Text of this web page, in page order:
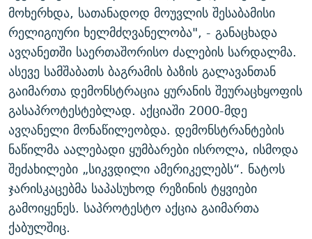
მოხერხდა, სათანადოდ მოუვლის შესაბამისი
რელიგიური ხელმძღვანელობა", - განაცხადა
ავღანეთში საერთაშორისო ძალების სარდალმა.
ასევე სამშაბათს ბაგრამის ბაზის გალავანთან
გაიმართა დემონსტრაცია ყურანის შეურაცხყოფის
გასაპროტესტებლად. აქციაში 2000-მდე
ავღანელი მონაწილეობდა. დემონსტრანტების
ნაწილმა აალებადი ყუმბარები ისროლა, ისმოდა
შეძახილები „სიკვდილი ამერიკელებს“. ნატოს
ჯარისკაცებმა საპასუხოდ რეზინის ტყვიები
გამოიყენეს. საპროტესტო აქცია გაიმართა
ქაბულშიც.